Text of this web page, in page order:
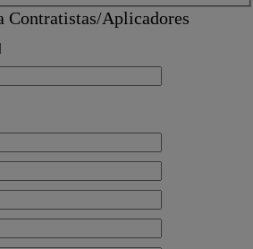
Contratistas/Aplicadores